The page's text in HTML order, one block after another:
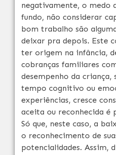
negativamente, o medo
fundo, não considerar
bom trabalho são
deixar pra depois. Este
ter origem na infância,
cobranças familiares
desempenho da criança,
tempo cognitivo ou
experiências, cresce
aceita ou reconhecida é
Só que, neste caso, a
o reconhecimento de
potencialidades. Assim,